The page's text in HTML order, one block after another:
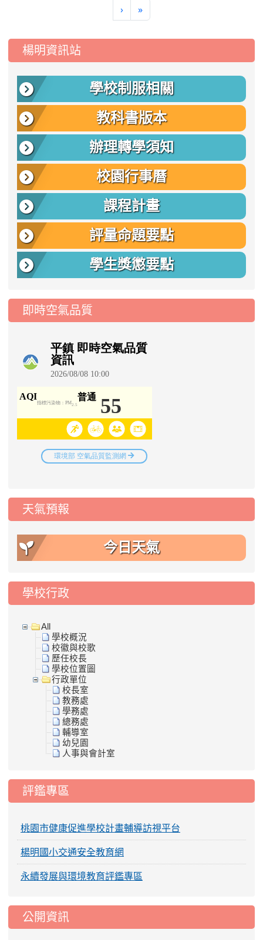
›
»
::: 楊明資訊站
學校制服相關
教科書版本
辦理轉學須知
校園行事曆
課程計畫
評量命題要點
學生獎懲要點
即時空氣品質
天氣預報
今日天氣
學校行政
All
學校概況
校徽與校歌
歷任校長
學校位置圖
行政單位
校長室
教務處
學務處
總務處
輔導室
幼兒園
人事與會計室
評鑑專區
桃園市健康促進學校計畫輔導訪視平台
楊明國小交通安全教育網
永續發展與環境教育評鑑專區
公開資訊